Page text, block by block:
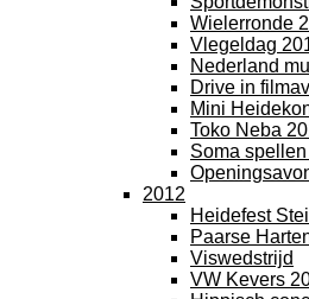
Wielerronde
Vlegeldag
Nederland
Drive in
Mini
Toko Neba
Soma
2012
Heidefest
Paarse
Viswedstrijd
VW Kevers